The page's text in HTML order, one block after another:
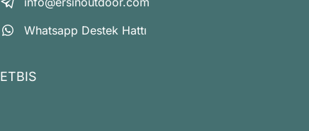
Whatsapp Destek Hattı
ETBIS